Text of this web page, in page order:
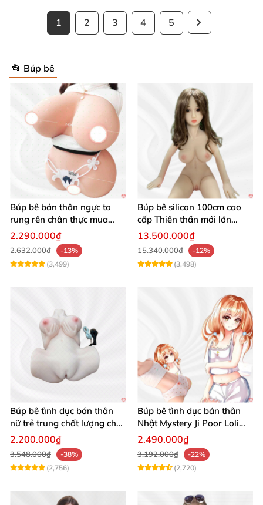
1 2 3 4 5
📂 Búp bê
Búp bê bán thân ngực to
rung rên chân thực mua
ngay
2.290.000₫
2.632.000₫
-13%
(3,499)
Búp bê silicon 100cm cao
cấp Thiên thần mới lớn
mượt mà mềm mại
13.500.000₫
15.340.000₫
-12%
(3,498)
Búp bê tình dục bán thân
nữ trẻ trung chất lượng chất
chơi
2.200.000₫
3.548.000₫
-38%
(2,756)
Búp bê tình dục bán thân
Nhật Mystery Ji Poor Loli
TPE 6kg siêu mềm mại
2.490.000₫
3.192.000₫
-22%
(2,720)